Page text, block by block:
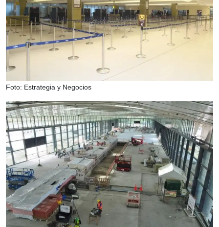
Foto: Estrategia y Negocios